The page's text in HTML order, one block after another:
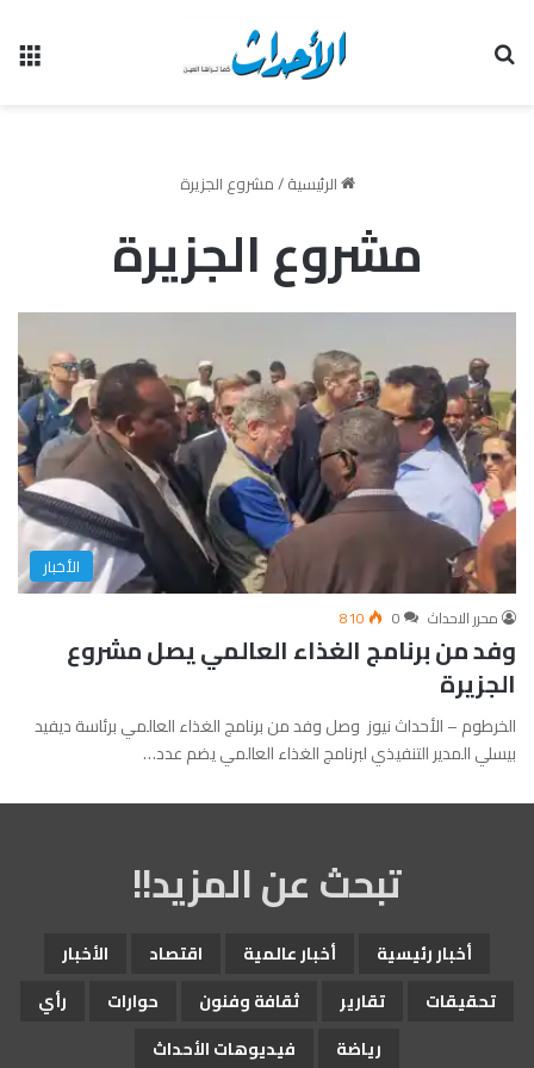
الرئيسية/مشروع الجزيرة
مشروع الجزيرة
الأخبار
محرر الاحداث 0
810
وفد من برنامج الغذاء العالمي يصل مشروع
الجزيرة
الخرطوم – الأحداث نيوز وصل وفد من برنامج الغذاء العالمي برئاسة ديفيد
بيسلي المدير التنفيذي لبرنامج الغذاء العالمي يضم عدد…
تبحث عن المزيد!!
أخبار رئيسية أخبار عالمية اقتصاد
الأخبار
تحقيقات
تقارير ثقافة وفنون حوارات
رأي
رياضة
فيديوهات الأحداث